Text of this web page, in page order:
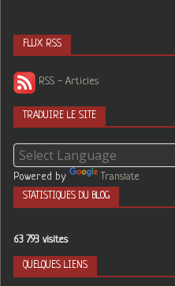
FLUX RSS
RSS - Articles
TRADUIRE LE SITE
Powered by Translate
STATISTIQUES DU BLOG
63 793 visites
QUELQUES LIENS